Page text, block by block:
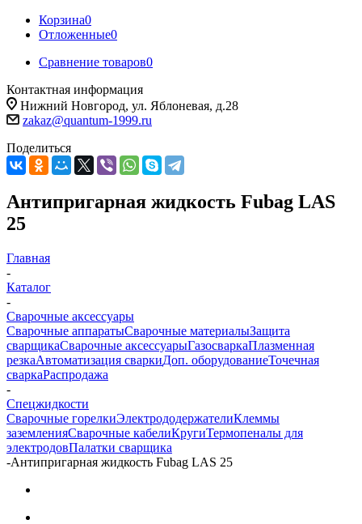
Корзина0
Отложенные0
Сравнение товаров0
Контактная информация
Нижний Новгород, ул. Яблоневая, д.28
zakaz@quantum-1999.ru
Поделиться
Антипригарная жидкость Fubag LAS
25
Главная
-
Каталог
-
Сварочные аксессуары
Сварочные аппаратыСварочные материалыЗащита
сварщикаСварочные аксессуарыГазосваркаПлазменная
резкаАвтоматизация сваркиДоп. оборудованиеТочечная
сваркаРаспродажа
-
Спецжидкости
Сварочные горелкиЭлектрододержателиКлеммы
заземленияСварочные кабелиКругиТермопеналы для
электродовПалатки сварщика
-Антипригарная жидкость Fubag LAS 25